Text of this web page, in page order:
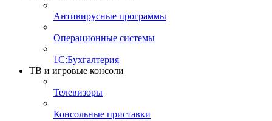
Антивирусные программы
Операционные системы
1С:Бухгалтерия
ТВ и игровые консоли
Телевизоры
Консольные приставки